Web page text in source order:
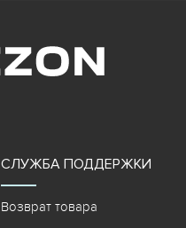
СЛУЖБА ПОДДЕРЖКИ
Возврат товара